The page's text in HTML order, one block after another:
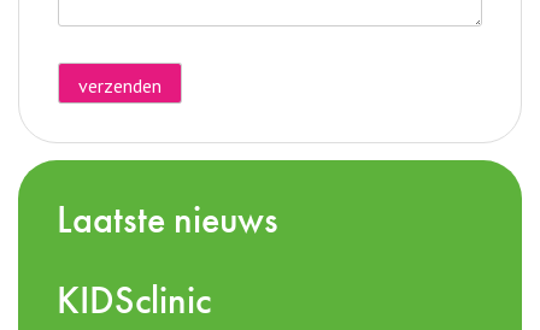
Laatste nieuws
KIDSclinic